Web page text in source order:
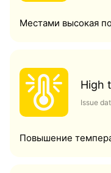
Местами высокая
High
Issue
Повышение